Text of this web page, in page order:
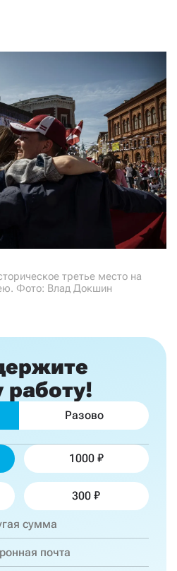
третье место на
Фото: Влад Докшин
работу!
Разово
1000
300